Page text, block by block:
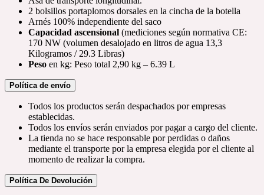
2 bolsillos portaplomos dorsales en la cincha de la botella
Arnés 100% independiente del saco
Capacidad ascensional (mediciones según normativa CE:
170 NW (volumen desalojado en litros de agua 13,3
Kilogramos / 29.3 Libras)
Peso en kg: Peso total 2,90 kg – 6.39 L
Política de envío
Todos los productos serán despachados por empresas
establecidas.
Todos los envíos serán enviados por pagar a cargo del cliente.
La tienda no se hace responsable por perdidas o daños
mediante el transporte por la empresa elegida por el cliente al
momento de realizar la compra.
Política De Devolución